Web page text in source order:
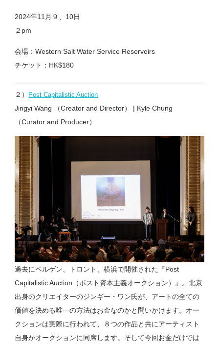
2024年11月９、10日
２pm
会場：Western Salt Water Service Reservoirs
チケット：HK$180
２） Post Capitalistic Auction
Jingyi Wang （Creator and Director） | Kyle Chung
（Curator and Producer）
過去にベルゲン、トロント、横浜で開催された『Post
Capitalistic Auction（ポスト資本主義オークション）』。北京
出身のクリエイターのジンギー・ワン氏が、アートの全ての
価値を決める唯一の方法はお金なのかと問いかけます。オー
クションは実際に行われて、８つの作品と共にアーティスト
自身がオークションに同席します。そして今回お金だけでは